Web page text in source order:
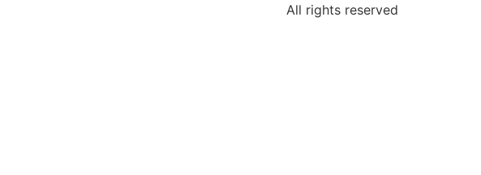
All rights reserved